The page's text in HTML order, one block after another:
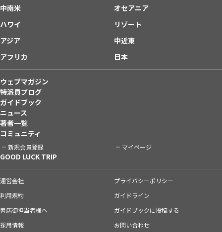
中南米
オセアニア
ハワイ
リゾート
アジア
中近東
アフリカ
日本
ウェブマガジン
特派員ブログ
ガイドブック
ニュース
著者一覧
コミュニティ
新規会員登録 マイページ
GOOD LUCK TRIP
運営会社
プライバシーポリシー
利用規約
ガイドライン
書店御担当者様へ
ガイドブックに投稿する
採用情報
お問い合わせ